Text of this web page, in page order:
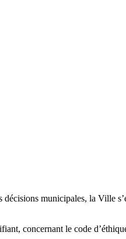
municipales, la Ville
concernant le code